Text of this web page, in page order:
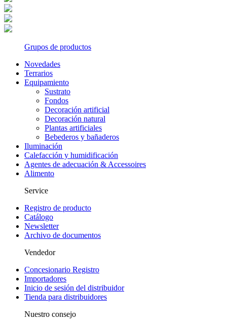
Grupos de productos
Novedades
Terrarios
Equipamiento
Sustrato
Fondos
Decoración artificial
Decoración natural
Plantas artificiales
Bebederos y bañaderos
Iluminación
Calefacción y humidificación
Agentes de adecuación & Accessoires
Alimento
Service
Registro de producto
Catálogo
Newsletter
Archivo de documentos
Vendedor
Concesionario Registro
Importadores
Inicio de sesión del distribuidor
Tienda para distribuidores
Nuestro consejo